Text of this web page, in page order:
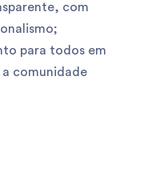
com
para todos em
comunidade